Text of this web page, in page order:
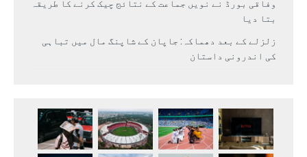
وفاقی بورڈ نے نویں جماعت کے نتائج چیک کرنے کا طریقہ
بتا دیا
زلزلے کے بعد دھماکہ: جاپان کے شاپنگ مال میں تباہی
کی اندرونی داستان